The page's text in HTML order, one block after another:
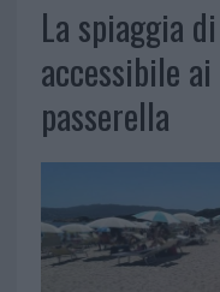
La spiaggia
accessibile
passerella